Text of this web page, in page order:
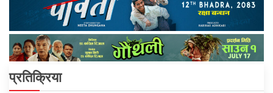
प्रतिक्रिया